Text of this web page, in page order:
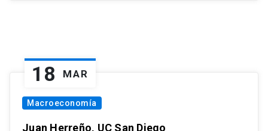
18 MAR
Macroeconomía
Juan Herreño, UC San Diego